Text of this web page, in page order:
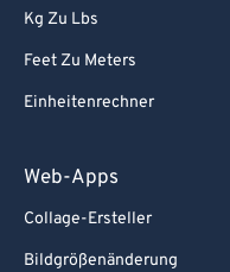
Kg Zu Lbs
Feet Zu Meters
Einheitenrechner
Web-Apps
Collage-Ersteller
Bildgrößenänderung